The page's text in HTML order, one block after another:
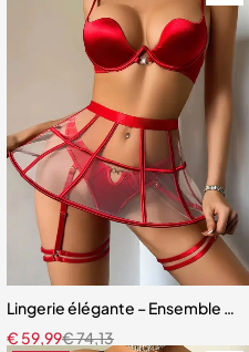
Dentelle brodée florale avec
Lingerie élégante – Ensemble
€74,13
€ 59,99